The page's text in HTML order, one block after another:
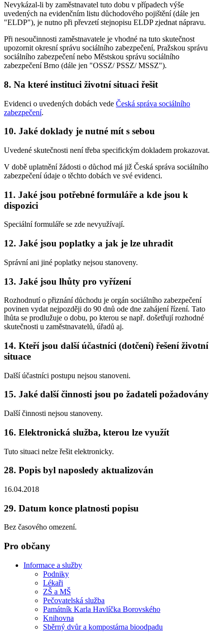
Nevykázal-li by zaměstnavatel tuto dobu v případech výše
uvedených na evidenčním listu důchodového pojištění (dále jen
"ELDP"), je nutno při převzetí stejnopisu ELDP zjednat nápravu.
Při nesoučinnosti zaměstnavatele je vhodné na tuto skutečnost
upozornit okresní správu sociálního zabezpečení, Pražskou správu
sociálního zabezpečení nebo Městskou správu sociálního
zabezpečení Brno (dále jen "OSSZ/ PSSZ/ MSSZ").
8. Na které instituci životní situaci řešit
Evidenci o uvedených dobách vede Česká správa sociálního
zabezpečení.
10. Jaké doklady je nutné mít s sebou
Uvedené skutečnosti není třeba specifickým dokladem prokazovat.
V době uplatnění žádosti o důchod má již Česká správa sociálního
zabezpečení údaje o těchto dobách ve své evidenci.
11. Jaké jsou potřebné formuláře a kde jsou k
dispozici
Speciální formuláře se zde nevyužívají.
12. Jaké jsou poplatky a jak je lze uhradit
Správní ani jiné poplatky nejsou stanoveny.
13. Jaké jsou lhůty pro vyřízení
Rozhodnutí o přiznání důchodu je orgán sociálního zabezpečení
povinen vydat nejpozději do 90 dnů ode dne zahájení řízení. Tato
lhůta se prodlužuje o dobu, po kterou se např. došetřují rozhodné
skutečnosti u zaměstnavatelů, úřadů aj.
14. Kteří jsou další účastníci (dotčení) řešení životní
situace
Další účastníci postupu nejsou stanoveni.
15. Jaké další činnosti jsou po žadateli požadovány
Další činnosti nejsou stanoveny.
16. Elektronická služba, kterou lze využít
Tuto situaci nelze řešit elektronicky.
28. Popis byl naposledy aktualizován
16.04.2018
29. Datum konce platnosti popisu
Bez časového omezení.
Pro občany
Informace a služby
Podniky
Lékaři
ZŠ a MŠ
Pečovatelská služba
Památník Karla Havlíčka Borovského
Knihovna
Sběrný dvůr a kompostárna bioodpadu